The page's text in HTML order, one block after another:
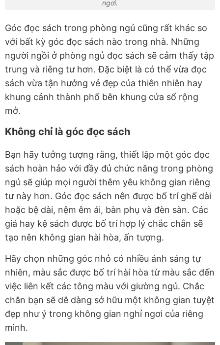
ngơi.
Góc đọc sách trong phòng ngủ cũng rất khác so
với bất kỳ góc đọc sách nào trong nhà. Những
người ngồi ở phòng ngủ đọc sách sẽ cảm thấy tập
trung và riêng tư hơn. Đặc biệt là có thể vừa đọc
sách vừa tận hưởng vẻ đẹp của thiên nhiên hay
khung cảnh thành phố bên khung cửa sổ rộng
mở.
Không chỉ là góc đọc sách
Bạn hãy tưởng tượng rằng, thiết lập một góc đọc
sách hoàn hảo với đầy đủ chức năng trong phòng
ngủ sẽ giúp mọi người thêm yêu không gian riêng
tư này hơn. Góc đọc sách nên được bố trí ghế dài
hoặc bệ dài, nệm êm ái, bàn phụ và đèn sàn. Các
giá hay kệ sách được bố trí hợp lý chắc chắn sẽ
tạo nên không gian hài hòa, ấn tượng.
Hãy chọn những góc nhỏ có nhiều ánh sáng tự
nhiên, màu sắc được bố trí hài hòa từ màu sắc đến
việc liên kết các tông màu với giường ngủ. Chắc
chắn bạn sẽ dễ dàng sở hữu một không gian tuyệt
đẹp như ý trong không gian nghỉ ngơi của riêng
mình.